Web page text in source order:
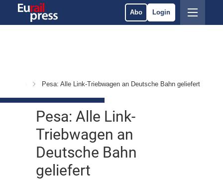
Abo Login
Pesa: Alle Link-Triebwagen an Deutsche Bahn geliefert
Pesa: Alle Link-
Triebwagen an
Deutsche Bahn
geliefert